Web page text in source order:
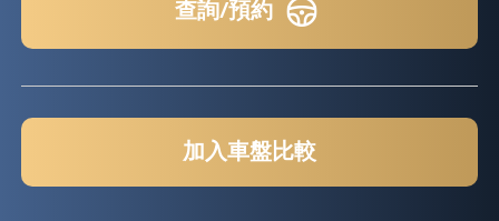
查詢/預約
加入車盤比較